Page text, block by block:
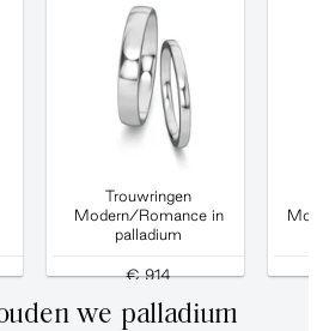
Trouwringen
Modern/Romance in
palladium
€ 914
we palladium